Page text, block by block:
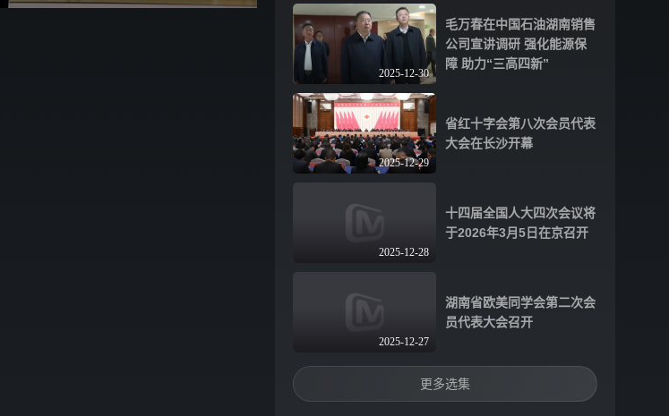
2025-12-30
毛万春在中国石油湖南销售
公司宣讲调研 强化能源保
障 助力“三高四新”
2025-12-29
省红十字会第八次会员代表
大会在长沙开幕
2025-12-28
十四届全国人大四次会议将
于2026年3月5日在京召开
2025-12-27
湖南省欧美同学会第二次会
员代表大会召开
更多选集